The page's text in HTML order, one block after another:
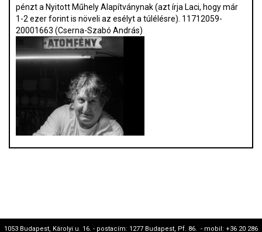
pénzt a Nyitott Műhely Alapítványnak (azt írja Laci, hogy már
1-2 ezer forint is növeli az esélyt a túlélésre). 11712059-
20001663 (Cserna-Szabó András)
1053 Budapest, Károlyi u. 16. - postacím: 1277 Budapest, Pf. 86. - mobil: +36 20 286